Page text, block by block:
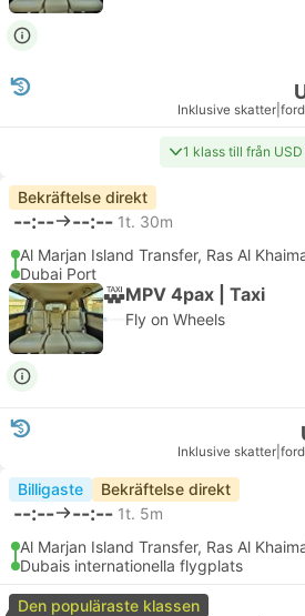
Inklusive skatter
1 klass till från USD
Bekräftelse direkt
--:-- --:-- 1t. 30m
Al Marjan Island Transfer, Ras Al
Dubai Port
MPV 4pax | Taxi
Fly on Wheels
Inklusive skatter
Billigaste Bekräftelse direkt
--:-- --:-- 1t. 5m
Al Marjan Island Transfer, Ras Al
Dubais internationella flygplats
Den populäraste klassen